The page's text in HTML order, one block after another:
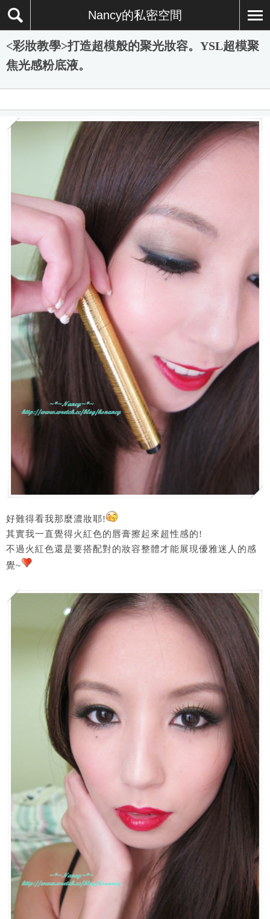
Nancy的私密空間
<彩妝教學>打造超模般的聚光妝容。YSL超模聚
焦光感粉底液。
好難得看我那麼濃妝耶!
其實我一直覺得火紅色的唇膏擦起來超性感的!
不過火紅色還是要搭配對的妝容整體才能展現優雅迷人的感
覺~